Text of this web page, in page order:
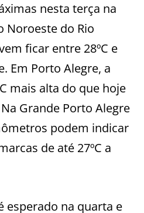
nesta terça na
Noroeste do Rio
ficar entre 28ºC e
Em Porto Alegre, a
mais alta do que hoje
Grande Porto Alegre
podem indicar
de até 27ºC a
esperado na quarta e